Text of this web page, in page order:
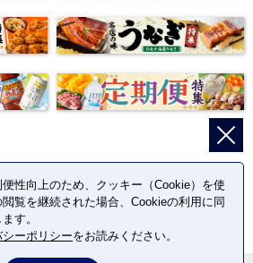
性向上のため、クッキー（Cookie）を使
覧を継続された場合、Cookieの利用に同
す。
ーポリシーをお読みください。